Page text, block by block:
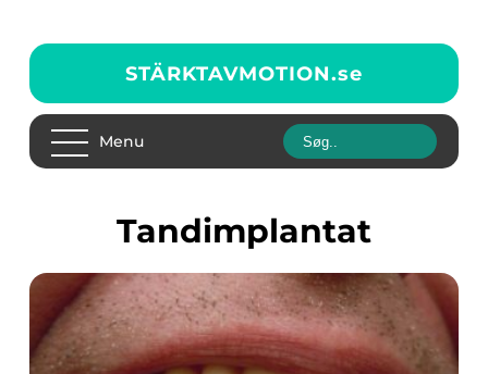
STÄRKTAVMOTION.se
Menu
tandimplantat